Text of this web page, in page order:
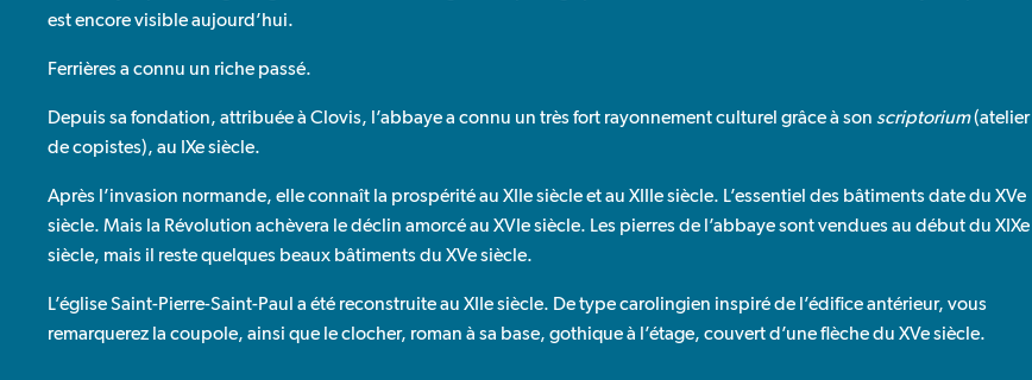
est encore visible aujourd’hui.
Ferrières a connu un riche passé.
Depuis sa fondation, attribuée à Clovis, l’abbaye a connu un très fort rayonnement culturel grâce à sonscriptorium(atelier
de copistes), au IXe siècle.
Après l’invasion normande, elle connaît la prospérité au XIIe siècle et au XIIIe siècle. L’essentiel des bâtiments date du XVe
siècle. Mais la Révolution achèvera le déclin amorcé au XVIe siècle. Les pierres de l’abbaye sont vendues au début du XIXe
siècle, mais il reste quelques beaux bâtiments du XVe siècle.
L’église Saint-Pierre-Saint-Paul a été reconstruite au XIIe siècle. De type carolingien inspiré de l’édifice antérieur, vous
remarquerez la coupole, ainsi que le clocher, roman à sa base, gothique à l’étage, couvert d’une flèche du XVe siècle.